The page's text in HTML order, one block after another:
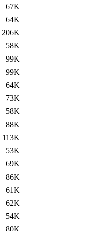
67K
64K
206K
58K
99K
99K
64K
73K
58K
88K
113K
53K
69K
86K
61K
62K
54K